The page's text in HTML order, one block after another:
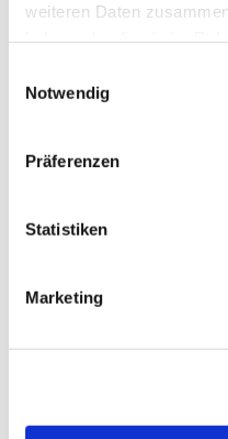
weiteren Daten
Notwendig
Präferenzen
Statistiken
Marketing